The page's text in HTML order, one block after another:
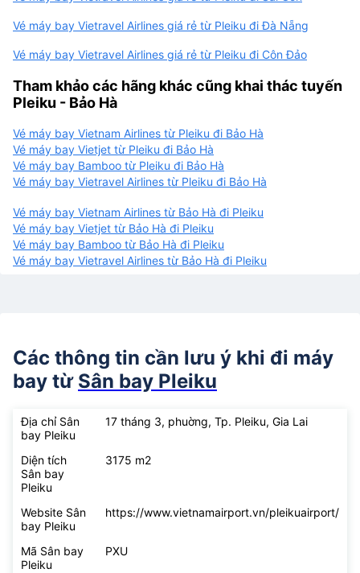
Vé máy bay Vietravel Airlines giá rẻ từ Pleiku đi Đà Nẵng
Vé máy bay Vietravel Airlines giá rẻ từ Pleiku đi Côn Đảo
Tham khảo các hãng khác cũng khai thác tuyến
Pleiku - Bảo Hà
Vé máy bay Vietnam Airlines từ Pleiku đi Bảo Hà
Vé máy bay Vietjet từ Pleiku đi Bảo Hà
Vé máy bay Bamboo từ Pleiku đi Bảo Hà
Vé máy bay Vietravel Airlines từ Pleiku đi Bảo Hà
Vé máy bay Vietnam Airlines từ Bảo Hà đi Pleiku
Vé máy bay Vietjet từ Bảo Hà đi Pleiku
Vé máy bay Bamboo từ Bảo Hà đi Pleiku
Vé máy bay Vietravel Airlines từ Bảo Hà đi Pleiku
Các thông tin cần lưu ý khi đi máy
bay từ Sân bay Pleiku
Địa chỉ Sân
bay Pleiku
17 tháng 3, phuờng, Tp. Pleiku, Gia Lai
Diện tích
Sân bay
Pleiku
3175 m2
Website Sân
bay Pleiku
https://www.vietnamairport.vn/pleikuairport/
Mã Sân bay
Pleiku
PXU